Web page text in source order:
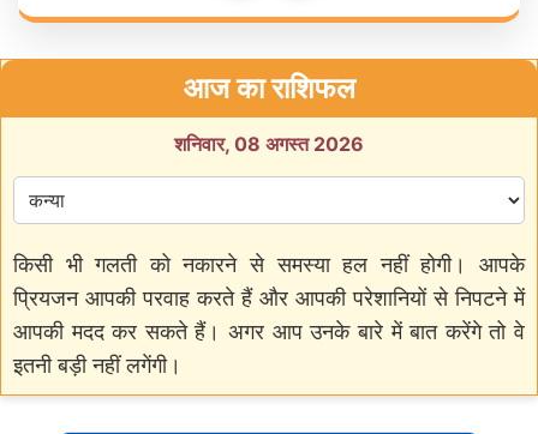
आज का राशिफल
शनिवार, 08 अगस्त 2026
किसी भी गलती को नकारने से समस्या हल नहीं होगी। आपके
प्रियजन आपकी परवाह करते हैं और आपकी परेशानियों से निपटने में
आपकी मदद कर सकते हैं। अगर आप उनके बारे में बात करेंगे तो वे
इतनी बड़ी नहीं लगेंगी।